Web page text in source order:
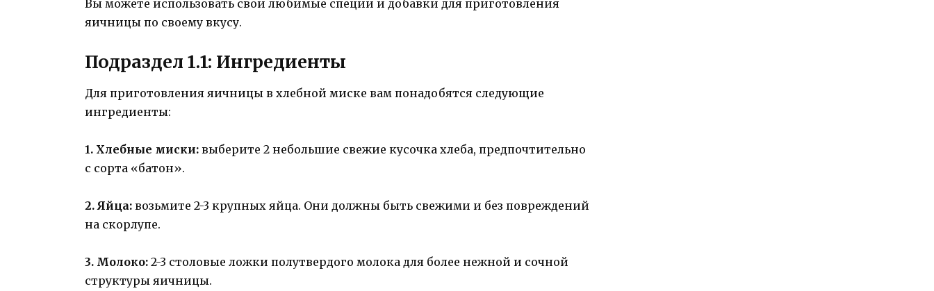
Вы можете использовать свои любимые специи и добавки для приготовления
яичницы по своему вкусу.
Подраздел 1.1: Ингредиенты
Для приготовления яичницы в хлебной миске вам понадобятся следующие
ингредиенты:
1. Хлебные миски: выберите 2 небольшие свежие кусочка хлеба, предпочтительно
с сорта «батон».
2. Яйца: возьмите 2-3 крупных яйца. Они должны быть свежими и без повреждений
на скорлупе.
3. Молоко: 2-3 столовые ложки полутвердого молока для более нежной и сочной
структуры яичницы.